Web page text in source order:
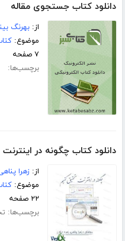
دانلود کتاب جستجوی مقاله
از:بهرنگ
موضوع:
۷ صفحه
برچسب‌ها:
دانلود کتاب چگونه در
از:زهرا
موضوع:
۲۲ صفحه
برچسب‌ها: